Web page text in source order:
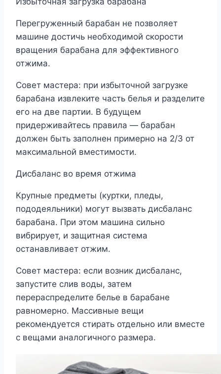
Перегруженный барабан не позволяет
машине достичь необходимой скорости
вращения барабана для эффективного
отжима.
Совет мастера: при избыточной загрузке
барабана извлеките часть белья и разделите
его на две партии. В будущем
придерживайтесь правила — барабан
должен быть заполнен примерно на 2/3 от
максимальной вместимости.
Дисбаланс во время отжима
Крупные предметы (куртки, пледы,
пододеяльники) могут вызвать дисбаланс
барабана. При этом машина сильно
вибрирует, и защитная система
останавливает отжим.
Совет мастера: если возник дисбаланс,
запустите слив воды, затем
перераспределите белье в барабане
равномерно. Массивные вещи
рекомендуется стирать отдельно или вместе
с вещами аналогичного размера.